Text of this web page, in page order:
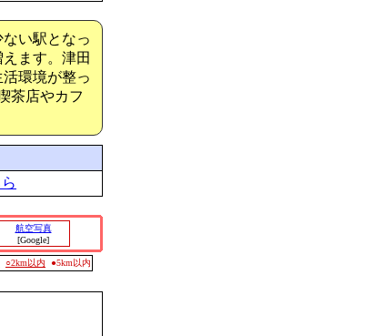
い駅となっ
ます。津田
環境が整っ
茶店やカフ
航空写真
[Google]
○2km以内 ●5km以内